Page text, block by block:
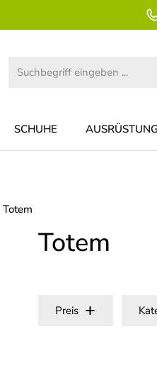
SCHUHE AUSRÜSTUNG
Totem
Totem
Preis